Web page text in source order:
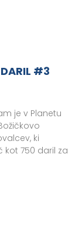
#3
je v Planetu
ki
kot 750 daril za